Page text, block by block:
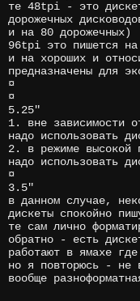
те 48tpi - это
дорожечных
и на 80 дорожечных)
96tpi это пишется на
и на хороших и
предназначены для
¤
¤
5.25"
1. вне зависимости
надо использовать
2. в режиме высокой
надо использовать
¤
3.5"
в данном случае,
дискеты спокойно
те сам лично
обратно - есть
работают в ямахе
но я повторюсь - не
вообще